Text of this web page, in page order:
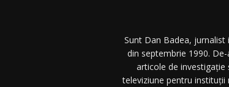
Sunt Dan Badea, jurnalist
din septembrie 1990.
articole de investigație
televiziune pentru instituții